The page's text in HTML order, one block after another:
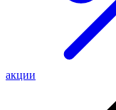
акции